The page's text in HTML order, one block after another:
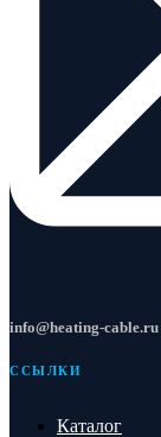
info@heating-cable.ru
ССЫЛКИ
Каталог